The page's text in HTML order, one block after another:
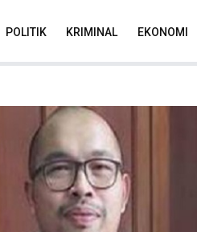
POLITIK KRIMINAL EKONOMI